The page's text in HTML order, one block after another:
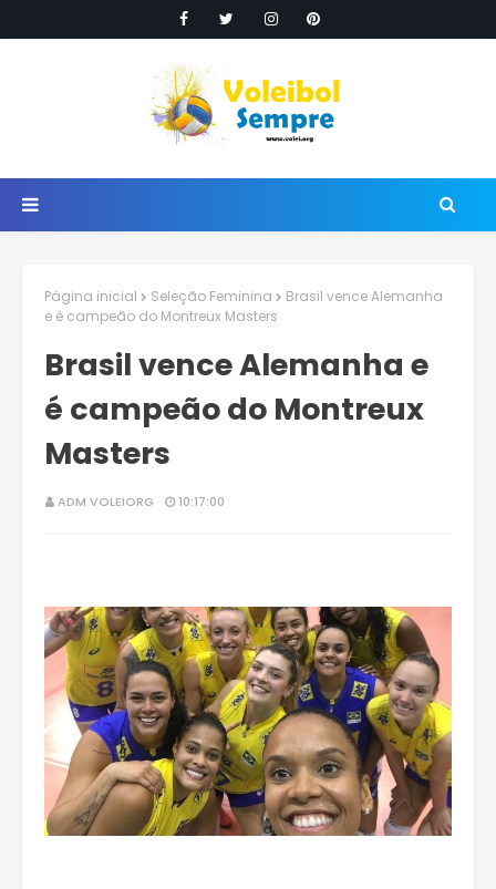
Página inicial Seleção Feminina
Brasil vence Alemanha
e é campeão do Montreux Masters
Brasil vence Alemanha e
é campeão do Montreux
Masters
ADM VOLEIORG 10:17:00